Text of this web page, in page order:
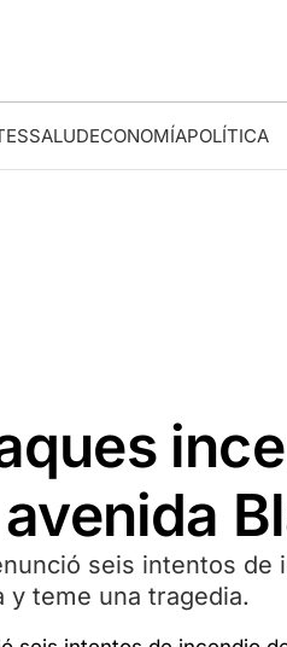
SALUDECONOMÍAPOLÍTICA
seis intentos de
y teme una tragedia.